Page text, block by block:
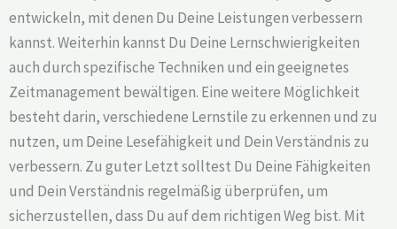
entwickeln, mit denen Du Deine Leistungen verbessern
kannst. Weiterhin kannst Du Deine Lernschwierigkeiten
auch durch spezifische Techniken und ein geeignetes
Zeitmanagement bewältigen. Eine weitere Möglichkeit
besteht darin, verschiedene Lernstile zu erkennen und zu
nutzen, um Deine Lesefähigkeit und Dein Verständnis zu
verbessern. Zu guter Letzt solltest Du Deine Fähigkeiten
und Dein Verständnis regelmäßig überprüfen, um
sicherzustellen, dass Du auf dem richtigen Weg bist. Mit